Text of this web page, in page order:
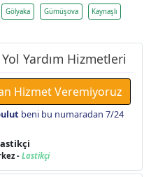
Gölyaka Gümüşova Kaynaşlı
Yardım Hizmetleri
Hizmet Veremiyoruz
beni bu numaradan 7/24
-Lastikçi